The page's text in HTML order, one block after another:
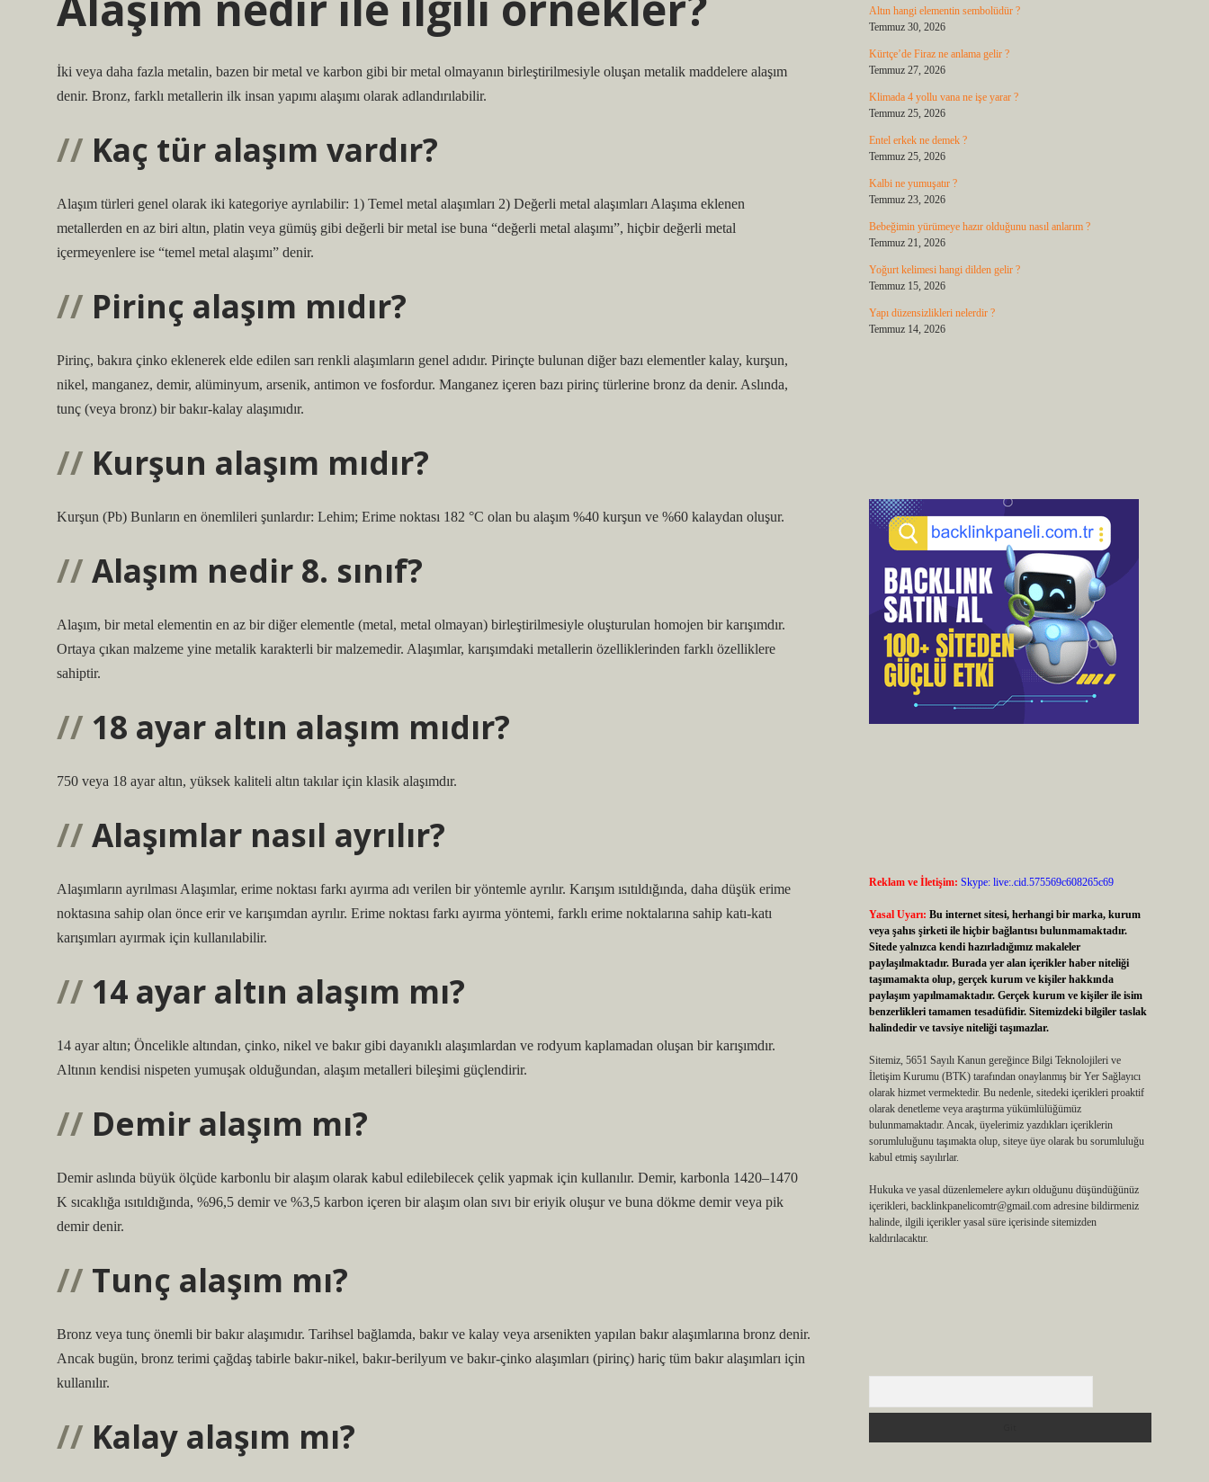
İki veya daha fazla metalin, bazen bir metal ve karbon gibi bir metal olmayanın birleştirilmesiyle oluşan metalik maddelere alaşım
denir. Bronz, farklı metallerin ilk insan yapımı alaşımı olarak adlandırılabilir.
Kaç tür alaşım vardır?
Alaşım türleri genel olarak iki kategoriye ayrılabilir: 1) Temel metal alaşımları 2) Değerli metal alaşımları Alaşıma eklenen
metallerden en az biri altın, platin veya gümüş gibi değerli bir metal ise buna “değerli metal alaşımı”, hiçbir değerli metal
içermeyenlere ise “temel metal alaşımı” denir.
Pirinç alaşım mıdır?
Pirinç, bakıra çinko eklenerek elde edilen sarı renkli alaşımların genel adıdır. Pirinçte bulunan diğer bazı elementler kalay, kurşun,
nikel, manganez, demir, alüminyum, arsenik, antimon ve fosfordur. Manganez içeren bazı pirinç türlerine bronz da denir. Aslında,
tunç (veya bronz) bir bakır-kalay alaşımıdır.
Kurşun alaşım mıdır?
Kurşun (Pb) Bunların en önemlileri şunlardır: Lehim; Erime noktası 182 °C olan bu alaşım %40 kurşun ve %60 kalaydan oluşur.
Alaşım nedir 8. sınıf?
Alaşım, bir metal elementin en az bir diğer elementle (metal, metal olmayan) birleştirilmesiyle oluşturulan homojen bir karışımdır.
Ortaya çıkan malzeme yine metalik karakterli bir malzemedir. Alaşımlar, karışımdaki metallerin özelliklerinden farklı özelliklere
sahiptir.
18 ayar altın alaşım mıdır?
750 veya 18 ayar altın, yüksek kaliteli altın takılar için klasik alaşımdır.
Alaşımlar nasıl ayrılır?
Alaşımların ayrılması Alaşımlar, erime noktası farkı ayırma adı verilen bir yöntemle ayrılır. Karışım ısıtıldığında, daha düşük erime
noktasına sahip olan önce erir ve karışımdan ayrılır. Erime noktası farkı ayırma yöntemi, farklı erime noktalarına sahip katı-katı
karışımları ayırmak için kullanılabilir.
14 ayar altın alaşım mı?
14 ayar altın; Öncelikle altından, çinko, nikel ve bakır gibi dayanıklı alaşımlardan ve rodyum kaplamadan oluşan bir karışımdır.
Altının kendisi nispeten yumuşak olduğundan, alaşım metalleri bileşimi güçlendirir.
Demir alaşım mı?
Demir aslında büyük ölçüde karbonlu bir alaşım olarak kabul edilebilecek çelik yapmak için kullanılır. Demir, karbonla 1420–1470
K sıcaklığa ısıtıldığında, %96,5 demir ve %3,5 karbon içeren bir alaşım olan sıvı bir eriyik oluşur ve buna dökme demir veya pik
demir denir.
Tunç alaşım mı?
Bronz veya tunç önemli bir bakır alaşımıdır. Tarihsel bağlamda, bakır ve kalay veya arsenikten yapılan bakır alaşımlarına bronz denir.
Ancak bugün, bronz terimi çağdaş tabirle bakır-nikel, bakır-berilyum ve bakır-çinko alaşımları (pirinç) hariç tüm bakır alaşımları için
kullanılır.
Kalay alaşım mı?
Altın hangi elementin sembolüdür ?
Temmuz 30, 2026
Kürtçe’de Firaz ne anlama gelir ?
Temmuz 27, 2026
Klimada 4 yollu vana ne işe yarar ?
Temmuz 25, 2026
Entel erkek ne demek ?
Temmuz 25, 2026
Kalbi ne yumuşatır ?
Temmuz 23, 2026
Bebeğimin yürümeye hazır olduğunu nasıl anlarım ?
Temmuz 21, 2026
Yoğurt kelimesi hangi dilden gelir ?
Temmuz 15, 2026
Yapı düzensizlikleri nelerdir ?
Temmuz 14, 2026
Reklam ve İletişim: Skype: live:.cid.575569c608265c69
Yasal Uyarı: Bu internet sitesi, herhangi bir marka, kurum
veya şahıs şirketi ile hiçbir bağlantısı bulunmamaktadır.
Sitede yalnızca kendi hazırladığımız makaleler
paylaşılmaktadır. Burada yer alan içerikler haber niteliği
taşımamakta olup, gerçek kurum ve kişiler hakkında
paylaşım yapılmamaktadır. Gerçek kurum ve kişiler ile isim
benzerlikleri tamamen tesadüfidir. Sitemizdeki bilgiler taslak
halindedir ve tavsiye niteliği taşımazlar.
Sitemiz, 5651 Sayılı Kanun gereğince Bilgi Teknolojileri ve
İletişim Kurumu (BTK) tarafından onaylanmış bir Yer Sağlayıcı
olarak hizmet vermektedir. Bu nedenle, sitedeki içerikleri proaktif
olarak denetleme veya araştırma yükümlülüğümüz
bulunmamaktadır. Ancak, üyelerimiz yazdıkları içeriklerin
sorumluluğunu taşımakta olup, siteye üye olarak bu sorumluluğu
kabul etmiş sayılırlar.
Hukuka ve yasal düzenlemelere aykırı olduğunu düşündüğünüz
içerikleri, backlinkpanelicomtr@gmail.comadresine bildirmeniz
halinde, ilgili içerikler yasal süre içerisinde sitemizden
kaldırılacaktır.